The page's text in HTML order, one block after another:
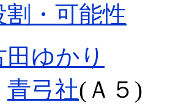
割・可能性
田ゆかり
青弓社(Ａ５)